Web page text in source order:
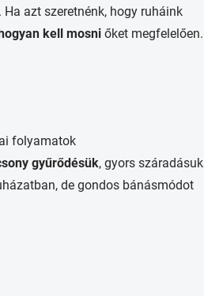
Ha azt szeretnénk, hogy ruháink
kell mosni őket megfelelően.
folyamatok
gyűrődésük, gyors száradásuk
de gondos bánásmódot